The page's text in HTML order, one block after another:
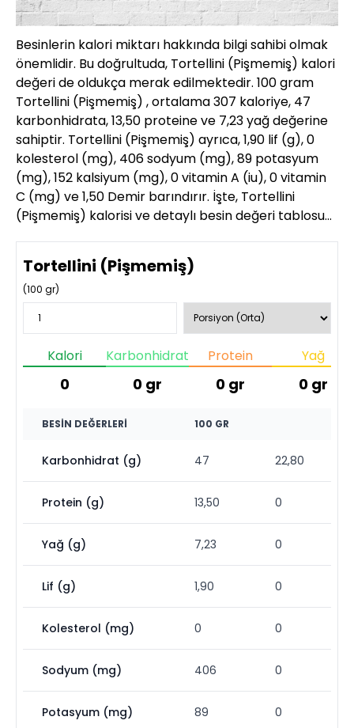
Besinlerin kalori miktarı hakkında bilgi sahibi olmak
önemlidir. Bu doğrultuda, Tortellini (Pişmemiş) kalori
değeri de oldukça merak edilmektedir. 100 gram
Tortellini (Pişmemiş) , ortalama 307 kaloriye, 47
karbonhidrata, 13,50 proteine ve 7,23 yağ değerine
sahiptir. Tortellini (Pişmemiş) ayrıca, 1,90 lif (g), 0
kolesterol (mg), 406 sodyum (mg), 89 potasyum
(mg), 152 kalsiyum (mg), 0 vitamin A (iu), 0 vitamin
C (mg) ve 1,50 Demir barındırır. İşte, Tortellini
(Pişmemiş) kalorisi ve detaylı besin değeri tablosu…
Tortellini (Pişmemiş)
(100 gr)
Kalori
0
Karbonhidrat
0 gr
Protein
0 gr
Yağ
0 gr
BESIN DEĞERLERI 100 GR
Karbonhidrat (g) 47 22,80
Protein (g) 13,50 0
Yağ (g) 7,23 0
Lif (g) 1,90 0
Kolesterol (mg) 0 0
Sodyum (mg) 406 0
Potasyum (mg) 89 0